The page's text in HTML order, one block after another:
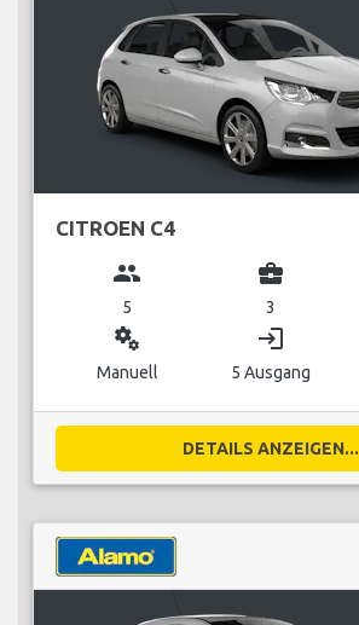
CITROEN C4
group
5
business_center
3
miscellaneous_services
Manuell
login
5 Ausgang
DETAILS ANZEIGEN...